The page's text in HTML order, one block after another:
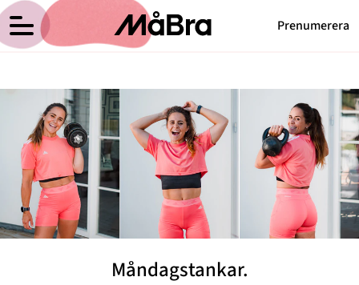
Prenumerera
Medicin
Psykologi
Vikt
Relationer
Anna Haags blogg Meny
Hem
Om Anna
Kategorier
Arkiv
Kontakt
Måndagstankar.